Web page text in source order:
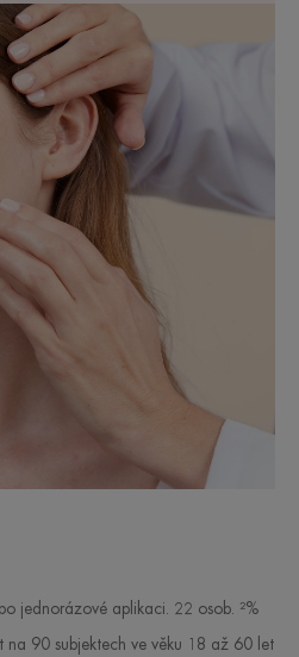
jednorázové aplikaci. 22 osob. ²%
na 90 subjektech ve věku 18 až 60 let